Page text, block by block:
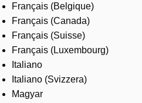
Français (Belgique)
Français (Canada)
Français (Suisse)
Français (Luxembourg)
Italiano
Italiano (Svizzera)
Magyar